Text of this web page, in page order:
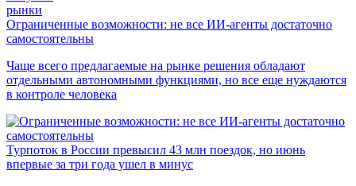
рынки
Ограниченные возможности: не все ИИ-агенты достаточно
самостоятельны
Чаще всего предлагаемые на рынке решения обладают
отдельными автономными функциями, но все еще нуждаются
в контроле человека
Турпоток в России превысил 43 млн поездок, но июнь
впервые за три года ушел в минус